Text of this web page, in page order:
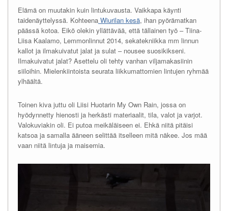
Elämä on muutakin kuin lintukuvausta. Vaikkapa käynti
taidenäyttelyssä. KohteenaWiurilan kesä, ihan pyörämatkan
päässä kotoa. Eikö olekin yllättävää, että tällainen työ – Tiina-
Liisa Kaalamo, Lemmonlinnut 2014, sekatekniikka mm linnun
kallot ja ilmakuivatut jalat ja sulat – nousee suosikikseni.
Ilmakuivatut jalat? Asettelu oli tehty vanhan viljamakasiinin
siiloihin. Mielenkiintoista seurata liikkumattomien lintujen ryhmää
ylhäältä.
Toinen kiva juttu oli Liisi Huotarin My Own Rain, jossa on
hyödynnetty hienosti ja herkästi materiaalit, tila, valot ja varjot.
Valokuviakin oli. Ei putoa meikäläiseen ei. Ehkä niitä pitäisi
katsoa ja samalla ääneen selittää itselleen mitä näkee. Jos mää
vaan niitä lintuja ja maisemia.